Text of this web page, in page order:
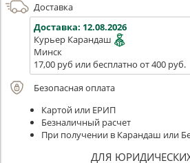
Доставка
Доставка: 12.08.2026
Курьер Карандаш
Минск
17,00 руб или бесплатно от 400 руб.
Безопасная оплата
Картой или ЕРИП
Безналичный расчет
При получении в Карандаш или
ДЛЯ